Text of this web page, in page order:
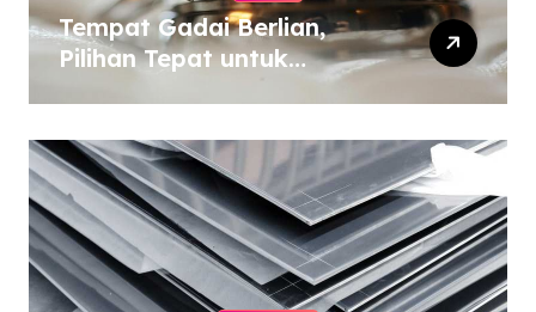
Tempat Gadai Berlian,
Pilihan Tepat untuk